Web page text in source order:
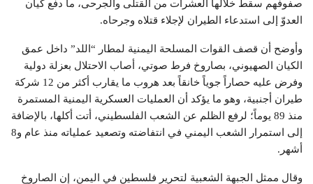
صفوفهم سقط خلالها العشرات من القتلى والجرحى، ما دفع كيان
العدوّ إلى استدعاء الطيران لإجلاء قتلاه وجرحاه.
وأوضح أن قصف القوات المسلحة اليمنية لمطار “اللد” داخل عمق
الكيان الصهيوني، بصاروخ فرط صوتي، أصاب الاحتلال بعزلة دولية
وفرض عليه حصاراً جوياً خانقاً بعد هروب ما يقارب أكثر من 12 شركة
طيران أجنبية، وهو ما يؤكد أن العمليات العسكرية اليمنية المستمرة
منذ 89 يوماً؛ لرفع الظلم عن الشعب الفلسطيني، أتت أكلها، بالإضافة
إلى استمرار الشعب اليمني في انتفاضته وتصعيد عملياته منذ عام و8
أشهر.
وقال ممثل الجبهة الشعبية لتحرير فلسطين في اليمن، إن الصاروخ